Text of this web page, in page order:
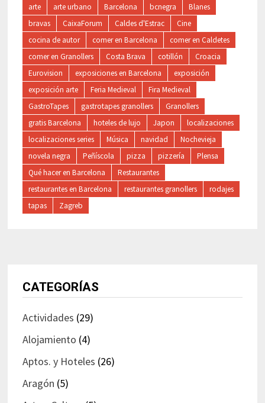
arte arte urbano Barcelona bcnegra
Blanes
bravas
CaixaForum Caldes d'Estrac
Cine
cocina de autor
comer en Barcelona
comer en Caldetes
comer en Granollers
Costa Brava cotillón
Croacia
Eurovision
exposiciones en Barcelona
exposición
exposición arte
Feria Medieval
Fira Medieval
GastroTapes
gastrotapes granollers
Granollers
gratis Barcelona
hoteles de lujo Japon
localizaciones
localizaciones series
Música navidad
Nochevieja
novela negra
Peñíscola pizza pizzería
Plensa
Qué hacer en Barcelona
Restaurantes
restaurantes en Barcelona
restaurantes granollers
rodajes
tapas
Zagreb
CATEGORÍAS
Actividades (29)
Alojamiento (4)
Aptos. y Hoteles (26)
Aragón (5)